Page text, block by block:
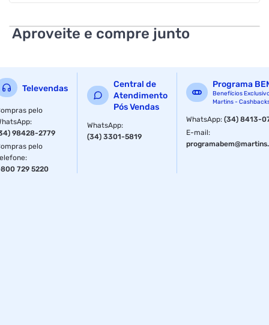
Aproveite e compre junto
Televendas
pelo
:
98428-2779
pelo
:
729 5220
Central de
Atendimento
Pós Vendas
WhatsApp:
(34) 3301-5819
Programa
Benefícios
Martins -
WhatsApp:(34) 8413-
E-mail: